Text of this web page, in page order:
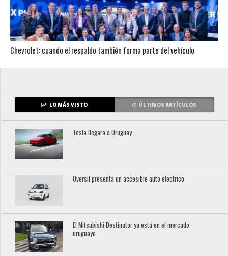
Chevrolet: cuando el respaldo también forma parte del vehículo
LO MÁS VISTO ÚLTIMOS ARTÍCULOS
Tesla llegará a Uruguay
Oversil presenta un accesible auto eléctrico
El Mitsubishi Destinator ya está en el mercado
uruguayo